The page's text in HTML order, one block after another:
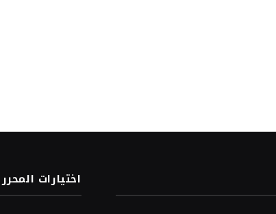
اختيارات المحرر